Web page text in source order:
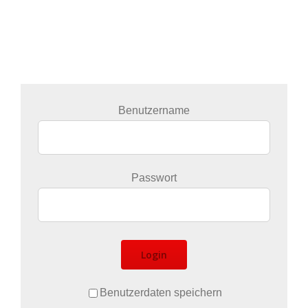
Benutzername
Passwort
Login
Benutzerdaten speichern